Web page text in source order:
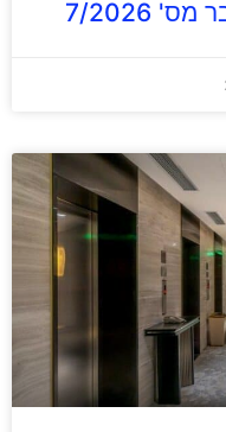
2026